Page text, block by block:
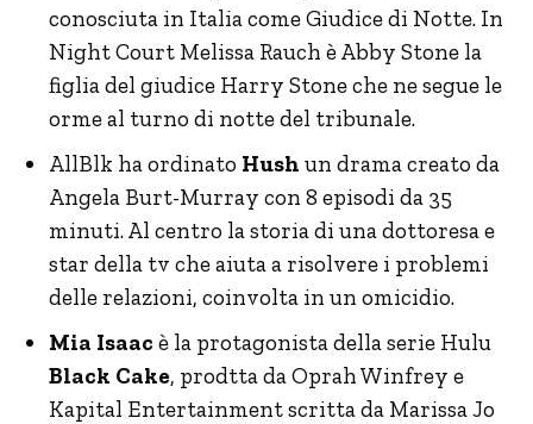
conosciuta in Italia come Giudice di Notte. In
Night Court Melissa Rauch è Abby Stone la
figlia del giudice Harry Stone che ne segue le
orme al turno di notte del tribunale.
AllBlk ha ordinato Hush un drama creato da
Angela Burt-Murray con 8 episodi da 35
minuti. Al centro la storia di una dottoresa e
star della tv che aiuta a risolvere i problemi
delle relazioni, coinvolta in un omicidio.
Mia Isaac è la protagonista della serie Hulu
Black Cake, prodtta da Oprah Winfrey e
Kapital Entertainment scritta da Marissa Jo